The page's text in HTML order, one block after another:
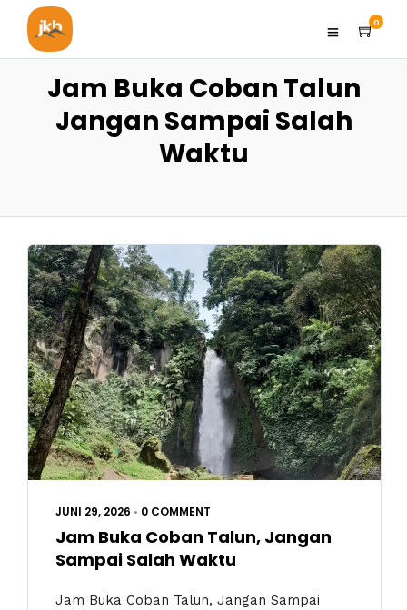
0
Jam Buka Coban Talun
Jangan Sampai Salah
Waktu
JUNI 29, 2026 • 0 COMMENT
Jam Buka Coban Talun, Jangan
Sampai Salah Waktu
Jam Buka Coban Talun, Jangan Sampai